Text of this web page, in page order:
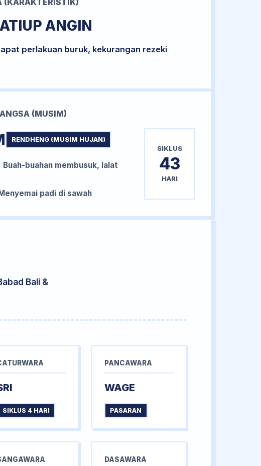
(KARAKTERISTIK)
ANGIN
perlakuan buruk, kekurangan rezeki
(MUSIM)
RENDHENG (MUSIM HUJAN)
Buah-buahan membusuk, lalat
padi di sawah
SIKLUS
43
HARI
Bali &
SIKLUS 4 HARI
PANCAWARA
WAGE
PASARAN
DASAWARA